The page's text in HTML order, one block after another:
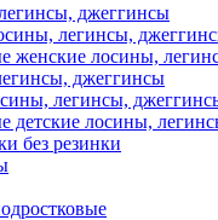
джеггинсы
легинсы,
женские лосины,
джеггинсы
легинсы,
детские лосины,
без резинки